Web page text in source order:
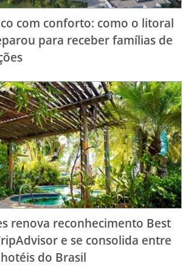
com conforto: como o litoral
para receber famílias de
renova reconhecimento Best
e se consolida entre
do Brasil